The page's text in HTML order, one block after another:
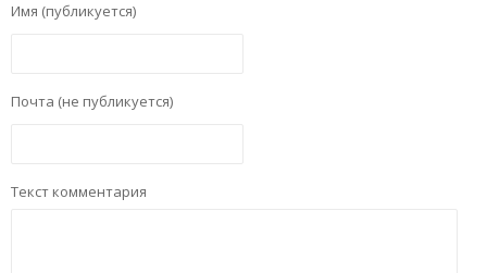
Имя (публикуется)
Почта (не публикуется)
Текст комментария